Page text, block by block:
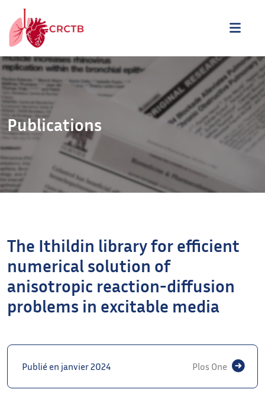
Aller au contenu
Publications
The Ithildin library for efficient
numerical solution of
anisotropic reaction-diffusion
problems in excitable media
Publié en janvier 2024 Plos One